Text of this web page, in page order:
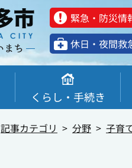
緊急・防災情
休⽇・夜間救
くらし・手続き
記事カテゴリ 分野 子育